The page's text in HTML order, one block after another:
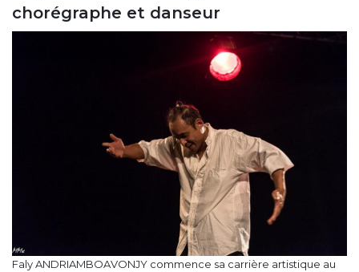
chorégraphe et danseur
Faly ANDRIAMBOAVONJY commence sa carrière artistique au